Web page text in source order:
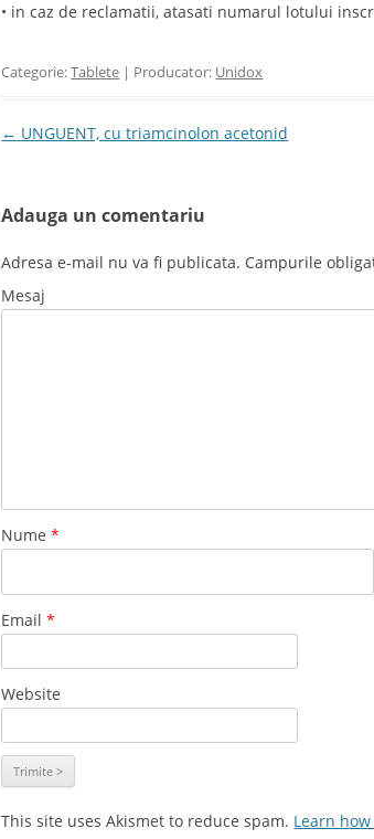
• in caz de reclamatii, atasati numarul lotului
Categorie:Tablete | Producator: Unidox
Post navigation
← UNGUENT, cu triamcinolon acetonid
Adauga un comentariu
Adresa e-mail nu va fi publicata. Campurile
Mesaj
Nume*
Email*
Website
This site uses Akismet to reduce spam. Learn